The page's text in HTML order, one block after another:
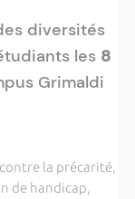
diversités
les 8
Grimaldi
la précarité,
de handicap,